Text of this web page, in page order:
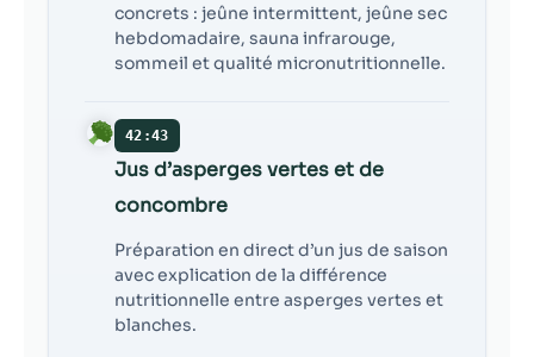
concrets : jeûne intermittent, jeûne sec
hebdomadaire, sauna infrarouge,
sommeil et qualité micronutritionnelle.
42:43
Jus d’asperges vertes et de
concombre
Préparation en direct d’un jus de saison
avec explication de la différence
nutritionnelle entre asperges vertes et
blanches.